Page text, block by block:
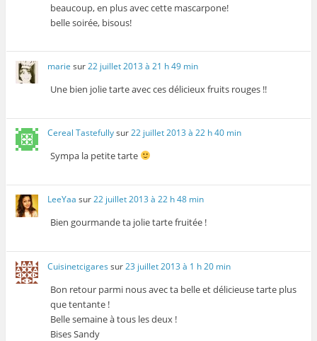
beaucoup, en plus avec cette mascarpone!
belle soirée, bisous!
marie sur22 juillet 2013 à 21 h 49 min
Une bien jolie tarte avec ces délicieux fruits rouges !!
Cereal Tastefullysur22 juillet 2013 à 22 h 40 min
Sympa la petite tarte
LeeYaa sur22 juillet 2013 à 22 h 48 min
Bien gourmande ta jolie tarte fruitée !
Cuisinetcigares sur23 juillet 2013 à 1 h 20 min
Bon retour parmi nous avec ta belle et délicieuse tarte plus
que tentante !
Belle semaine à tous les deux !
Bises Sandy